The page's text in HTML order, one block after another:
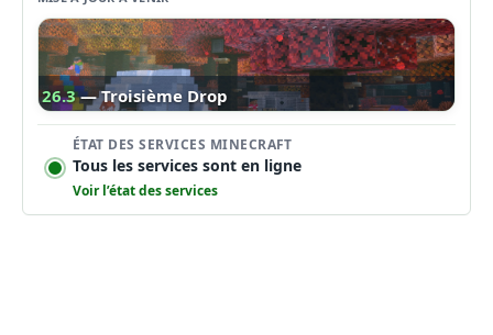
26.3 — Troisième Drop
ÉTAT DES SERVICES MINECRAFT
Tous les services sont en ligne
Voir l’état des services